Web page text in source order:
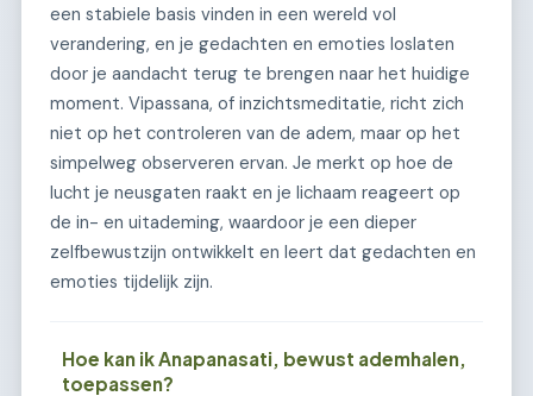
een stabiele basis vinden in een wereld vol
verandering, en je gedachten en emoties loslaten
door je aandacht terug te brengen naar het huidige
moment. Vipassana, of inzichtsmeditatie, richt zich
niet op het controleren van de adem, maar op het
simpelweg observeren ervan. Je merkt op hoe de
lucht je neusgaten raakt en je lichaam reageert op
de in- en uitademing, waardoor je een dieper
zelfbewustzijn ontwikkelt en leert dat gedachten en
emoties tijdelijk zijn.
Hoe kan ik Anapanasati, bewust ademhalen,
toepassen?